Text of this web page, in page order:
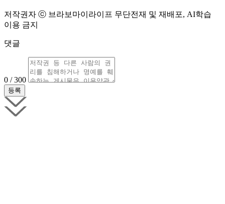
저작권자 ⓒ 브라보마이라이프 무단전재 및 재배포, AI학습
이용 금지
댓글
0 / 300